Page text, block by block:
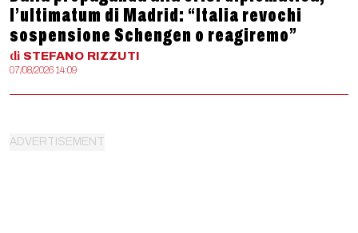
l’ultimatum di Madrid: “Italia revochi
sospensione Schengen o reagiremo”
di STEFANO RIZZUTI
07/08/2026 14:09